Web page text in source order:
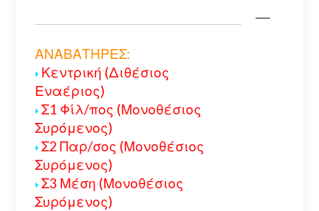
ΑΝΑΒΑΤΗΡΕΣ:
Κεντρική (Διθέσιος
Εναέριος)
Σ1 Φίλ/πος (Μονοθέσιος
Συρόμενος)
Σ2 Παρ/σος (Μονοθέσιος
Συρόμενος)
Σ3 Μέση (Μονοθέσιος
Συρόμενος)